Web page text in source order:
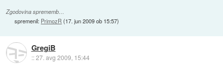
Zgodovina sprememb…
spremenil: PrimozR (17. jun 2009 ob 15:57)
GregiB
::27. avg 2009, 15:44